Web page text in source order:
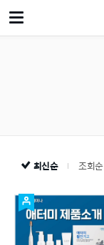
최신순 조회순